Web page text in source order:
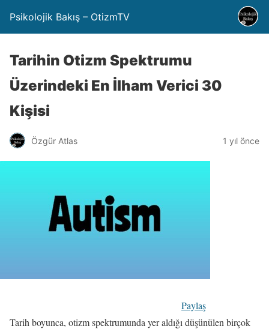
Psikolojik Bakış – OtizmTV
Tarihin Otizm Spektrumu
Üzerindeki En İlham Verici 30
Kişisi
Özgür Atlas 1 yıl önce
Paylaş
Tarih boyunca, otizm spektrumunda yer aldığı düşünülen birçok